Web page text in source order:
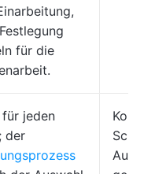
für die
jeden
der